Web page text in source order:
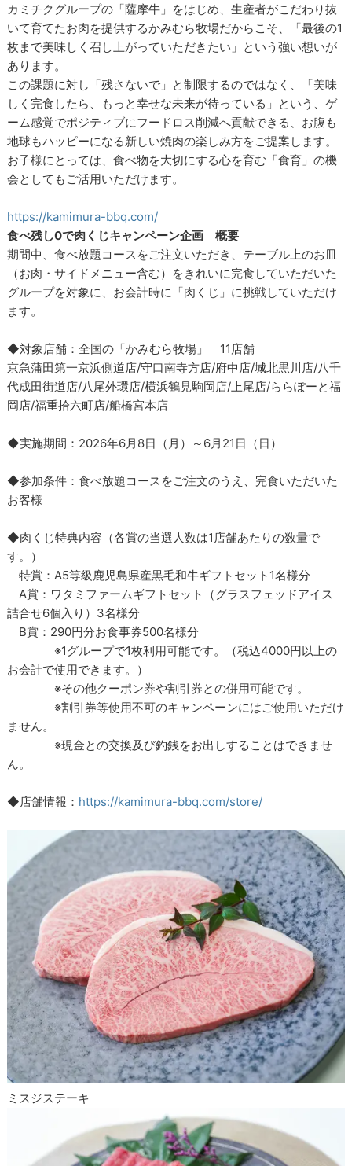
カミチクグループの「薩摩牛」をはじめ、生産者がこだわり抜
いて育てたお肉を提供するかみむら牧場だからこそ、「最後の1
枚まで美味しく召し上がっていただきたい」という強い想いが
あります。
この課題に対し「残さないで」と制限するのではなく、「美味
しく完食したら、もっと幸せな未来が待っている」という、ゲ
ーム感覚でポジティブにフードロス削減へ貢献できる、お腹も
地球もハッピーになる新しい焼肉の楽しみ方をご提案します。
お子様にとっては、食べ物を大切にする心を育む「食育」の機
会としてもご活用いただけます。
https://kamimura-bbq.com/
食べ残し0で肉くじキャンペーン企画 概要
期間中、食べ放題コースをご注文いただき、テーブル上のお皿
（お肉・サイドメニュー含む）をきれいに完食していただいた
グループを対象に、お会計時に「肉くじ」に挑戦していただけ
ます。
◆対象店舗：全国の「かみむら牧場」 11店舗
京急蒲田第一京浜側道店/守口南寺方店/府中店/城北黒川店/八千
代成田街道店/八尾外環店/横浜鶴見駒岡店/上尾店/ららぽーと福
岡店/福重拾六町店/船橋宮本店
◆実施期間：2026年6月8日（月）～6月21日（日）
◆参加条件：食べ放題コースをご注文のうえ、完食いただいた
お客様
◆肉くじ特典内容（各賞の当選人数は1店舗あたりの数量で
す。）
特賞：A5等級鹿児島県産黒毛和牛ギフトセット1名様分
A賞：ワタミファームギフトセット（グラスフェッドアイス
詰合せ6個入り）3名様分
B賞：290円分お食事券500名様分
※1グループで1枚利用可能です。（税込4000円以上の
お会計で使用できます。）
※その他クーポン券や割引券との併用可能です。
※割引券等使用不可のキャンペーンにはご使用いただけ
ません。
※現金との交換及び釣銭をお出しすることはできませ
ん。
◆店舗情報： https://kamimura-bbq.com/store/
ミスジステーキ